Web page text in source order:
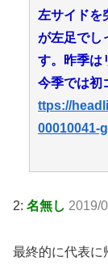
左サイドを
が左足でし
す。昨季は
今季では初
ttps://
00010041-
2: 名無し 2019/
最終的に代表に